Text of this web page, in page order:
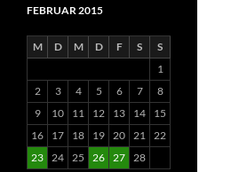
FEBRUAR 2015
M D M D F S
S
1
2
3 4 5 6 7
8
9
10 11 12 13 14
15
16
17 18 19 20 21 22
23 24 25 26 27 28